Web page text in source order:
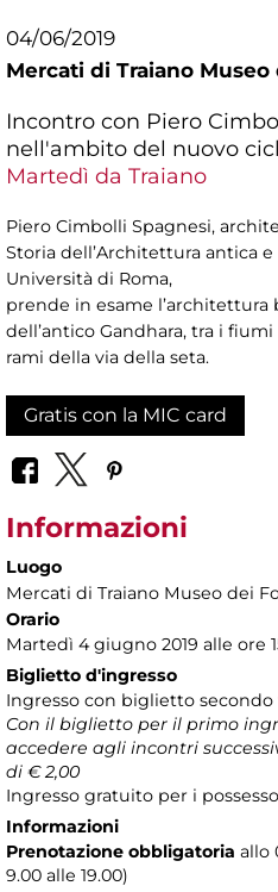
04/06/2019
Mercati di Traiano
Incontro con Piero
nell'ambito del nuovo
Martedì da Traiano
Piero Cimbolli Spagnesi,
Storia dell’Architettura antica
Università di Roma,
prende in esame
dell’antico Gandhara, tra i
rami della via della seta.
Gratis con la MIC card
Informazioni
Luogo
Mercati di Traiano Museo dei
Orario
Martedì 4 giugno 2019 alle ore
Biglietto d'ingresso
Ingresso con biglietto secondo
Con il biglietto per il primo
accedere agli incontri
di € 2,00
Ingresso gratuito per i
Informazioni
Prenotazione obbligatoria allo
9.00 alle 19.00)